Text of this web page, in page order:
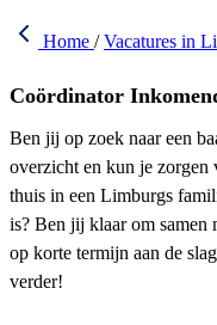
Home / Vacatures in
Coördinator
Ben jij op zoek naar een
overzicht en kun je
thuis in een Limburgs
is? Ben jij klaar om samen
op korte termijn aan de
verder!